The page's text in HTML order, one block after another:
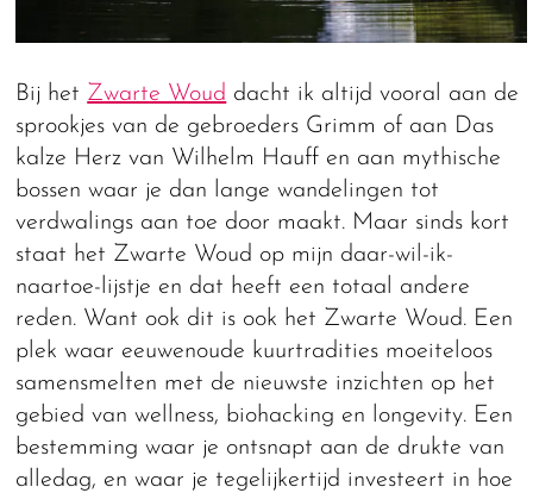
Bij het Zwarte Woud dacht ik altijd vooral aan de
sprookjes van de gebroeders Grimm of aan Das
kalze Herz van Wilhelm Hauff en aan mythische
bossen waar je dan lange wandelingen tot
verdwalings aan toe door maakt. Maar sinds kort
staat het Zwarte Woud op mijn daar-wil-ik-
naartoe-lijstje en dat heeft een totaal andere
reden. Want ook dit is ook het Zwarte Woud. Een
plek waar eeuwenoude kuurtradities moeiteloos
samensmelten met de nieuwste inzichten op het
gebied van wellness, biohacking en longevity. Een
bestemming waar je ontsnapt aan de drukte van
alledag, en waar je tegelijkertijd investeert in hoe